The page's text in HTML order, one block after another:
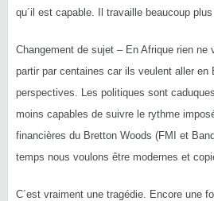
qu´il est capable. Il travaille beaucoup
Changement de sujet – En Afrique rien
partir par centaines car ils veulent aller
perspectives. Les politiques sont
moins capables de suivre le rythme
financières du Bretton Woods (FMI et
temps nous voulons être modernes et
C´est vraiment une tragédie. Encore une